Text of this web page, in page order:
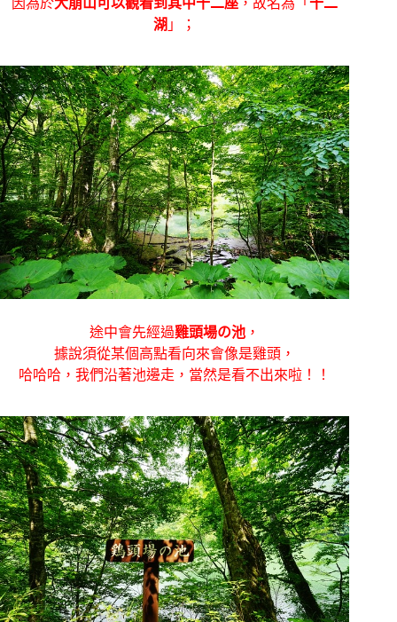
因為於大崩山可以觀看到其中十二座 ，故名為「十二
湖 」；
途中會先經過雞頭場の池 ，
據說須從某個高點看向來會像是雞頭，
哈哈哈，我們沿著池邊走，當然是看不出來啦！！